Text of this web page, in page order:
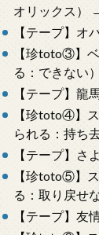
オリックス）
【テープ】オ
【珍toto③】
る：できない
【テープ】龍
【珍toto④】
られる：持ち
【テープ】さ
【珍toto⑤】
る：取り戻せ
【テープ】友